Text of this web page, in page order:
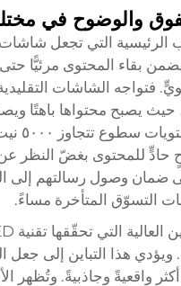
والوضوح في
يضمن بقاء المحتوى
للمحتوى بغضّ النظر عن
ضمان وصول رسالتهم إلى
التسوّق المتأخرة مساءً.
ويؤدي هذا التباين إلى
واقعيةً وجاذبيةً. وتُظهر